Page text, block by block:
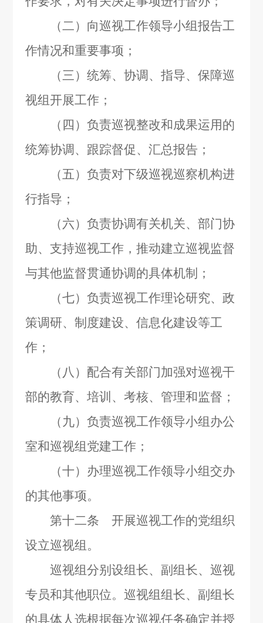
（二）向巡视工作领导小组报告工
作情况和重要事项；
（三）统筹、协调、指导、保障巡
视组开展工作；
（四）负责巡视整改和成果运用的
统筹协调、跟踪督促、汇总报告；
（五）负责对下级巡视巡察机构进
行指导；
（六）负责协调有关机关、部门协
助、支持巡视工作，推动建立巡视监督
与其他监督贯通协调的具体机制；
（七）负责巡视工作理论研究、政
策调研、制度建设、信息化建设等工
作；
（八）配合有关部门加强对巡视干
部的教育、培训、考核、管理和监督；
（九）负责巡视工作领导小组办公
室和巡视组党建工作；
（十）办理巡视工作领导小组交办
的其他事项。
第十二条 开展巡视工作的党组织
设立巡视组。
巡视组分别设组长、副组长、巡视
专员和其他职位。巡视组组长、副组长
的具体人选根据每次巡视任务确定并授